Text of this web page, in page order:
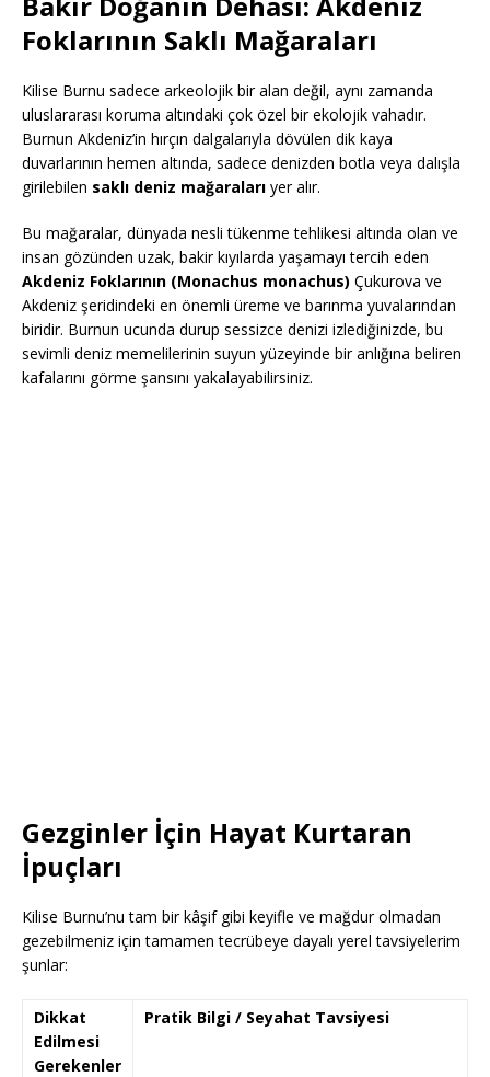
Foklarının Saklı Mağaraları
Kilise Burnu sadece arkeolojik bir alan değil, aynı zamanda
uluslararası koruma altındaki çok özel bir ekolojik vahadır.
Burnun Akdeniz’in hırçın dalgalarıyla dövülen dik kaya
duvarlarının hemen altında, sadece denizden botla veya dalışla
girilebilen saklı deniz mağaraları yer alır.
Bu mağaralar, dünyada nesli tükenme tehlikesi altında olan ve
insan gözünden uzak, bakir kıyılarda yaşamayı tercih eden
Akdeniz Foklarının (Monachus monachus) Çukurova ve
Akdeniz şeridindeki en önemli üreme ve barınma yuvalarından
biridir. Burnun ucunda durup sessizce denizi izlediğinizde, bu
sevimli deniz memelilerinin suyun yüzeyinde bir anlığına beliren
kafalarını görme şansını yakalayabilirsiniz.
Gezginler İçin Hayat Kurtaran
İpuçları
Kilise Burnu’nu tam bir kâşif gibi keyifle ve mağdur olmadan
gezebilmeniz için tamamen tecrübeye dayalı yerel tavsiyelerim
şunlar:
Dikkat
Edilmesi
Gerekenler
Pratik Bilgi / Seyahat Tavsiyesi